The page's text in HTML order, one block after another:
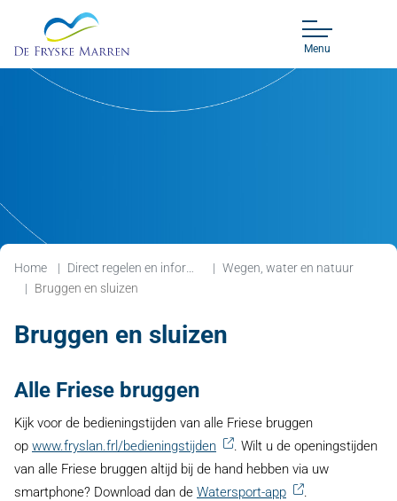
Menu
Home Direct regelen en informatie
Wegen, water en natuur
Bruggen en sluizen
Bruggen en sluizen
Alle Friese bruggen
Kijk voor de bedieningstijden van alle Friese bruggen
op www.fryslan.frl/bedieningstijden
. Wilt u de openingstijden
van alle Friese bruggen altijd bij de hand hebben via uw
smartphone? Download dan de Watersport-app .